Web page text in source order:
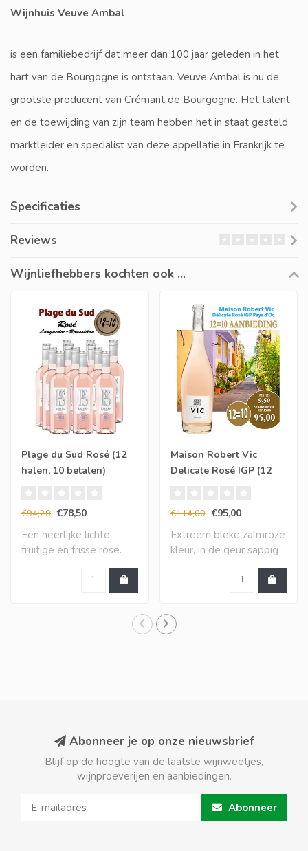
Wijnhuis Veuve Ambal
is een familiebedrijf dat meer dan 100 jaar geleden in het
hart van de Bourgogne is ontstaan. Veuve Ambal is nu de
grootste producent van Crémant de Bourgogne. Het talent
en de toewijding van zijn team hebben het in staat gesteld
marktleider en specialist van deze appellatie in Frankrijk te
worden.
Specificaties
Reviews
Wijnliefhebbers kochten ook ...
Plage du Sud Rosé (12
halen, 10 betalen)
€94,20 €78,50
Een heerlijke lichte
fruitige en frisse rose.
Maison Robert Vic
Delicate Rosé IGP (12
€114,00 €95,00
Extreem bleke zalmroze
kleur, in de geur sappig
Abonneer je op onze nieuwsbrief
Blijf op de hoogte van de laatste wijnweetjes,
wijnproeverijen en aanbiedingen.
Abonneer